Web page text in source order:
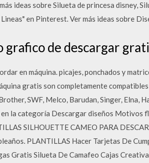
ideas sobre Silueta de princesa disney,
en Pinterest. Ver más ideas sobre
grafico de descargar
en máquina. picajes, ponchados y
gratis son completamente
SWF, Melco, Barudan, Singer, Elna,
la categoría Descargar diseños
SILHOUETTE CAMEO PARA
PLANTILLAS Hacer Tarjetas De
Gratis Silueta De Camafeo Cajas